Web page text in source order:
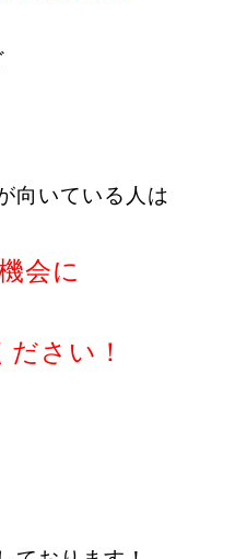
向いている人は
会に
さい！